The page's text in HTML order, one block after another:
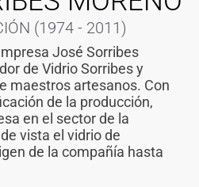
(1974 - 2011)
José Sorribes
de Vidrio Sorribes y
maestros artesanos. Con
de la producción,
en el sector de la
vista el vidrio de
de la compañía hasta